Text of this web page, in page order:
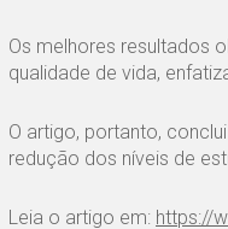
Os melhores resultados
qualidade de vida,
O artigo, portanto,
redução dos níveis de
Leia o artigo em: https://